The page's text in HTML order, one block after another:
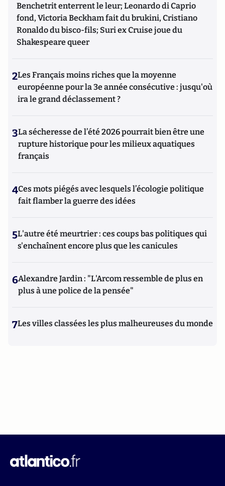
Benchetrit enterrent le leur; Leonardo di Caprio
fond, Victoria Beckham fait du brukini, Cristiano
Ronaldo du bisco-fils; Suri ex Cruise joue du
Shakespeare queer
2Les Français moins riches que la moyenne
européenne pour la 3e année consécutive : jusqu'où
ira le grand déclassement ?
3La sécheresse de l’été 2026 pourrait bien être une
rupture historique pour les milieux aquatiques
français
4Ces mots piégés avec lesquels l’écologie politique
fait flamber la guerre des idées
5L'autre été meurtrier : ces coups bas politiques qui
s'enchaînent encore plus que les canicules
6Alexandre Jardin : "L'Arcom ressemble de plus en
plus à une police de la pensée"
7Les villes classées les plus malheureuses du monde